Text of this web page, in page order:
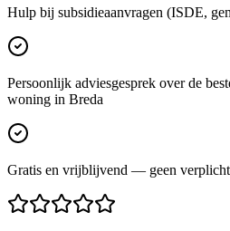
Hulp bij subsidieaanvragen (ISDE,
Persoonlijk adviesgesprek over de
woning in Breda
Gratis en vrijblijvend — geen